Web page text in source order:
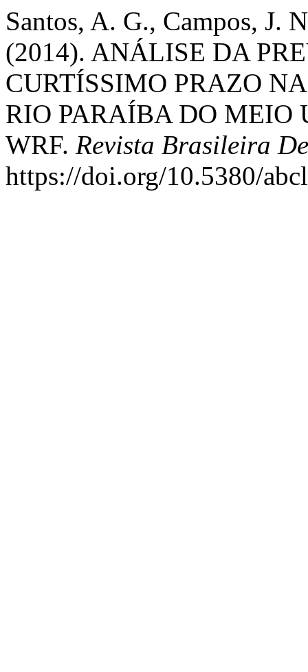
Santos, A. G., Campos, J.
(2014). ANÁLISE DA
CURTÍSSIMO PRAZO
RIO PARAÍBA DO
WRF. Revista Brasileira
https://doi.org/10.5380/